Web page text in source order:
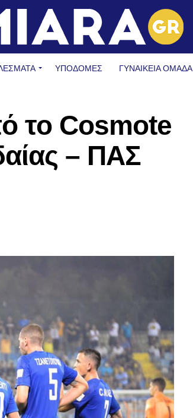
ΥΠΟΔΟΜΈΣ ΓΥΝΑΙΚΕΊΑ ΟΜΆΔΑ
το Cosmote
– ΠΑΣ